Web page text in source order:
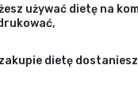
używać dietę na
dietę